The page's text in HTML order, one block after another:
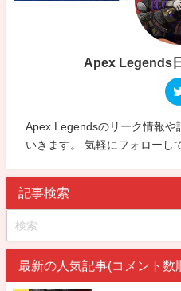
Apex Legends
Apex Legendsのリーク情報や
いきます。 気軽にフォローし
記事検索
最新の人気記事(コメント数